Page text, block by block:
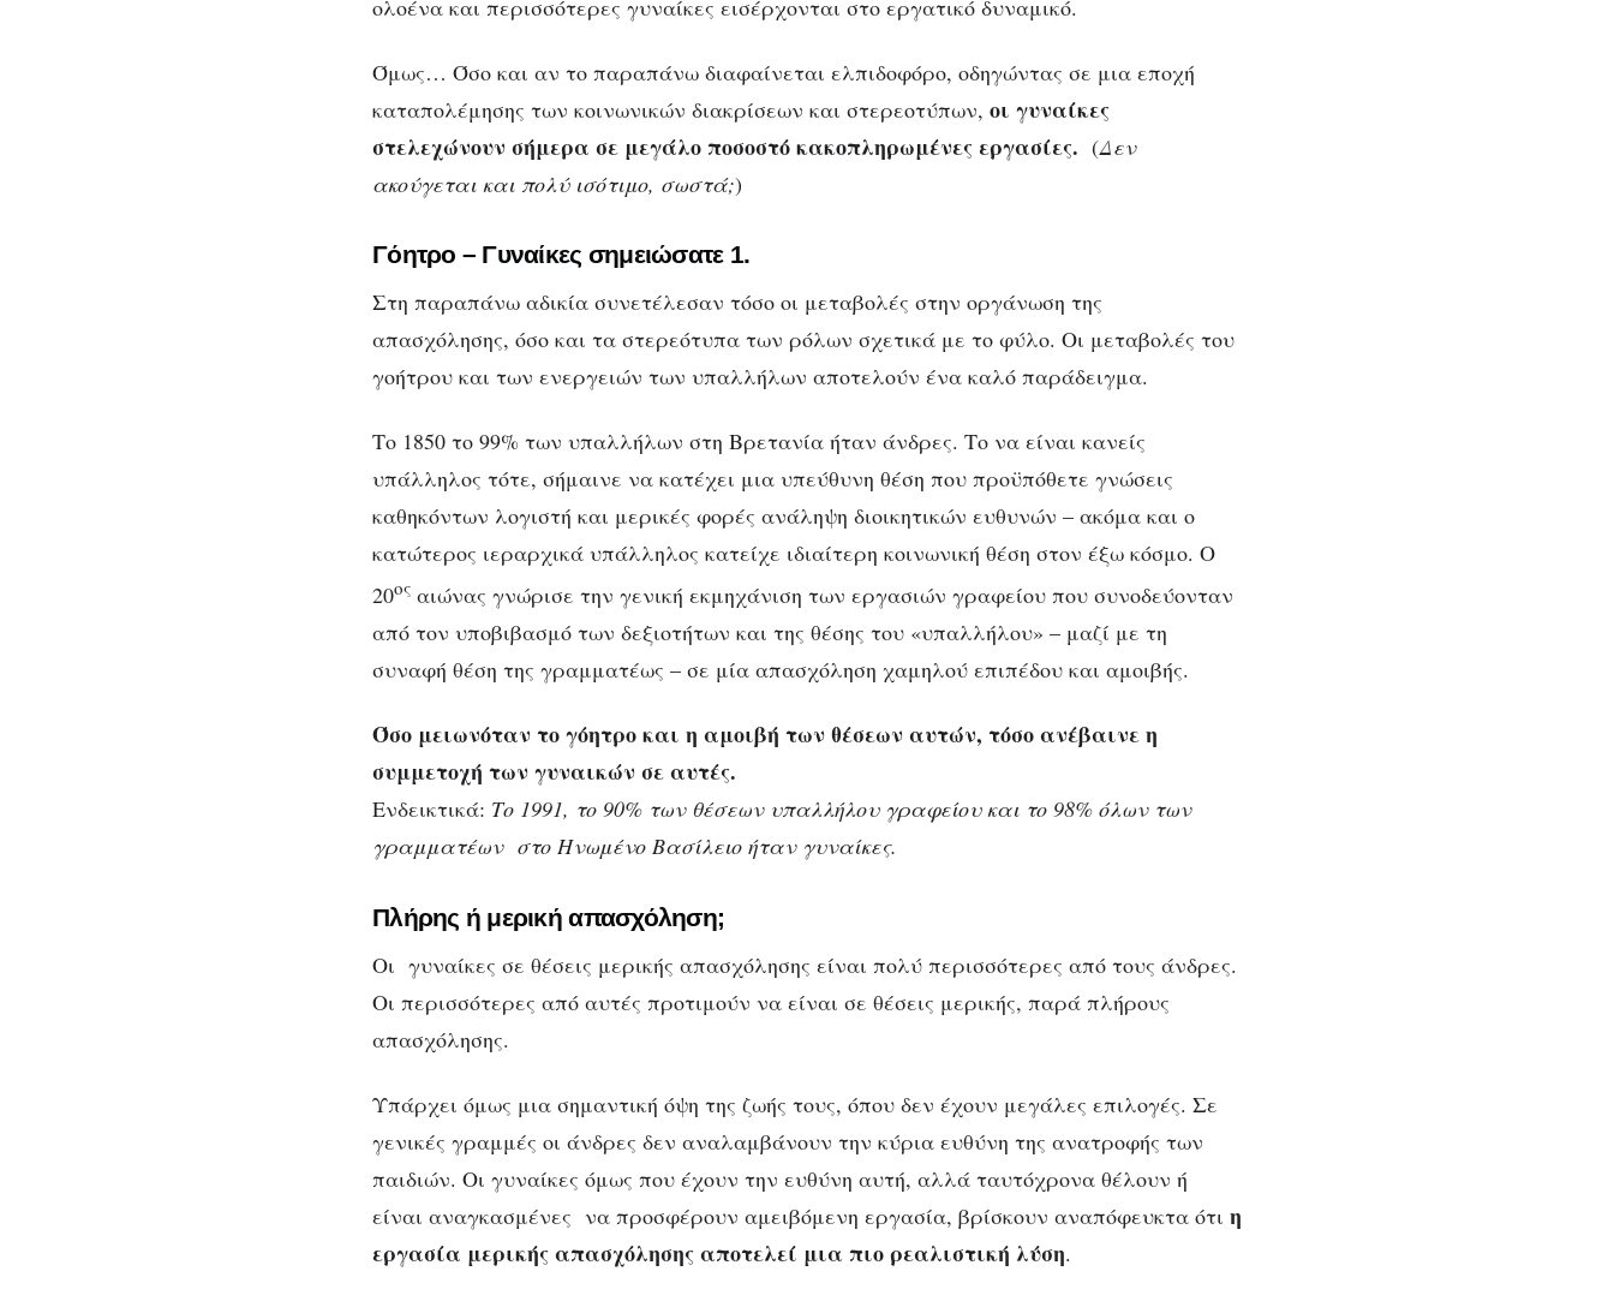
ΚΟΙΝΩΝΊΑ ΠΟΛΙΤΙΣΜΌΣ
Γυναικεία εργασία: Οι
διακρίσεις αποκτούν
γένος
ολοένα και περισσότερες γυναίκες εισέρχονται στο εργατικό δυναμικό.
Όμως… Όσο και αν το παραπάνω διαφαίνεται ελπιδοφόρο, οδηγώντας σε μια εποχή
καταπολέμησης των κοινωνικών διακρίσεων και στερεοτύπων, οι γυναίκες
στελεχώνουν σήμερα σε μεγάλο ποσοστό κακοπληρωμένες εργασίες. (Δεν
ακούγεται και πολύ ισότιμο, σωστά;)
Γόητρο – Γυναίκες σημειώσατε 1.
Στη παραπάνω αδικία συνετέλεσαν τόσο οι μεταβολές στην οργάνωση της
απασχόλησης, όσο και τα στερεότυπα των ρόλων σχετικά με το φύλο. Οι μεταβολές του
γοήτρου και των ενεργειών των υπαλλήλων αποτελούν ένα καλό παράδειγμα.
Το 1850 το 99% των υπαλλήλων στη Βρετανία ήταν άνδρες. Το να είναι κανείς
υπάλληλος τότε, σήμαινε να κατέχει μια υπεύθυνη θέση που προϋπόθετε γνώσεις
καθηκόντων λογιστή και μερικές φορές ανάληψη διοικητικών ευθυνών – ακόμα και ο
κατώτερος ιεραρχικά υπάλληλος κατείχε ιδιαίτερη κοινωνική θέση στον έξω κόσμο. Ο
20ος αιώνας γνώρισε την γενική εκμηχάνιση των εργασιών γραφείου που συνοδεύονταν
από τον υποβιβασμό των δεξιοτήτων και της θέσης του «υπαλλήλου» – μαζί με τη
συναφή θέση της γραμματέως – σε μία απασχόληση χαμηλού επιπέδου και αμοιβής.
Όσο μειωνόταν το γόητρο και η αμοιβή των θέσεων αυτών, τόσο ανέβαινε η
συμμετοχή των γυναικών σε αυτές.
Ενδεικτικά: Το 1991, το 90% των θέσεων υπαλλήλου γραφείου και το 98% όλων των
γραμματέων στο Ηνωμένο Βασίλειο ήταν γυναίκες.
Πλήρης ή μερική απασχόληση;
Οι γυναίκες σε θέσεις μερικής απασχόλησης είναι πολύ περισσότερες από τους άνδρες.
Οι περισσότερες από αυτές προτιμούν να είναι σε θέσεις μερικής, παρά πλήρους
απασχόλησης.
Υπάρχει όμως μια σημαντική όψη της ζωής τους, όπου δεν έχουν μεγάλες επιλογές. Σε
γενικές γραμμές οι άνδρες δεν αναλαμβάνουν την κύρια ευθύνη της ανατροφής των
παιδιών. Οι γυναίκες όμως που έχουν την ευθύνη αυτή, αλλά ταυτόχρονα θέλουν ή
είναι αναγκασμένες να προσφέρουν αμειβόμενη εργασία, βρίσκουν αναπόφευκτα ότι η
εργασία μερικής απασχόλησης αποτελεί μια πιο ρεαλιστική λύση.